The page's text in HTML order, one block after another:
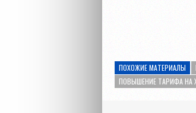
ПОХОЖИЕ МАТЕРИАЛЫ
ПОВЫШЕНИЕ ТАРИФА НА